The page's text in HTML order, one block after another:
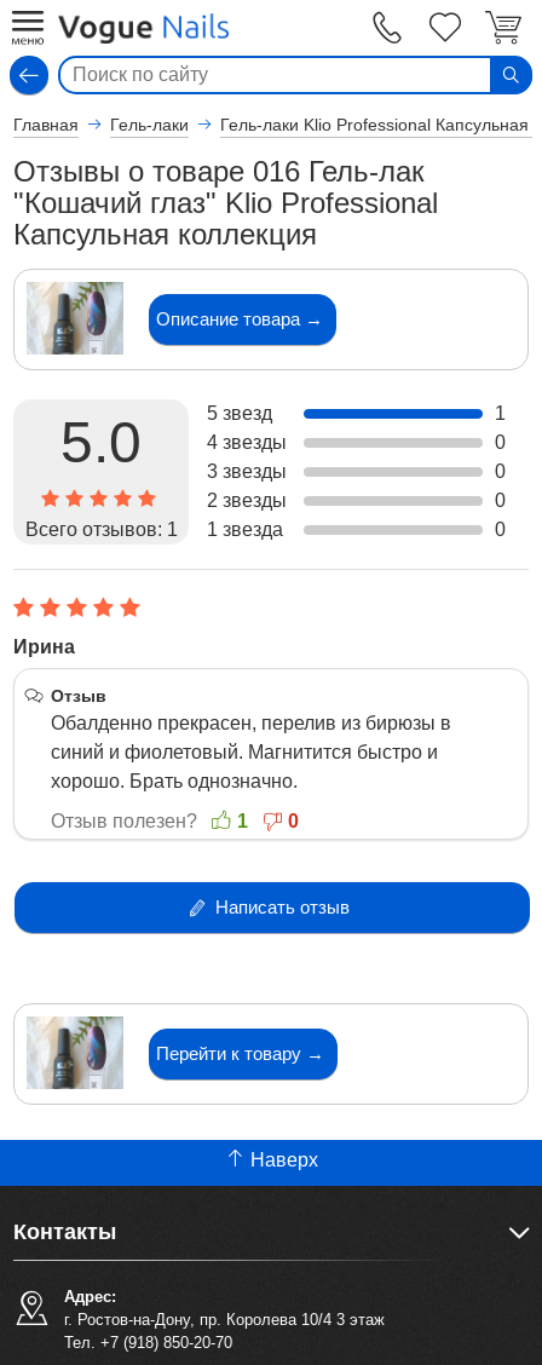
Главная Гель-лаки Гель-лаки Klio Professional Капсульная
Отзывы о товаре 016 Гель-лак
"Кошачий глаз" Klio Professional
Капсульная коллекция
Описание товара →
5.0
Всего отзывов: 1
5 звезд
1
4 звезды
0
3 звезды
0
2 звезды
0
1 звезда
0
Ирина
Отзыв
Обалденно прекрасен, перелив из бирюзы в
синий и фиолетовый. Магнитится быстро и
хорошо. Брать однозначно.
Отзыв полезен?
1 0
Написать отзыв
Перейти к товару →
Наверх
Контакты
Адрес:
г. Ростов-на-Дону, пр. Королева 10/4 3 этаж
Тел. +7 (918) 850-20-70